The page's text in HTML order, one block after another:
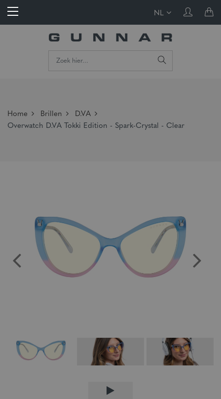
NL
Home Brillen
D.VA
Overwatch D.VA Tokki Edition - Spark-Crystal - Clear